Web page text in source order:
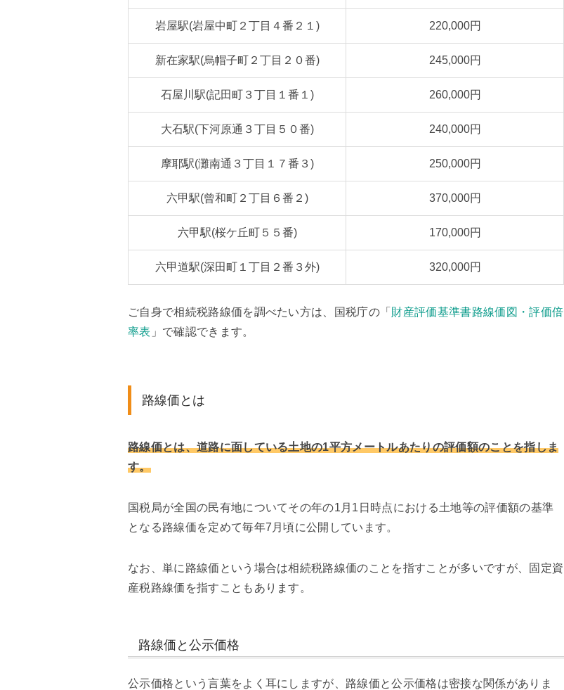
岩屋駅(岩屋中町２丁目４番２１) 220,000円
新在家駅(烏帽子町２丁目２０番) 245,000円
石屋川駅(記田町３丁目１番１) 260,000円
大石駅(下河原通３丁目５０番) 240,000円
摩耶駅(灘南通３丁目１７番３) 250,000円
六甲駅(曾和町２丁目６番２) 370,000円
六甲駅(桜ケ丘町５５番) 170,000円
六甲道駅(深田町１丁目２番３外) 320,000円
ご自身で相続税路線価を調べたい方は、国税庁の「 財産評価基準書路線価図・評価倍
率表 」で確認できます。
路線価とは
路線価とは、道路に面している土地の1平方メートルあたりの評価額のことを指しま
す。
国税局が全国の民有地についてその年の1月1日時点における土地等の評価額の基準
となる路線価を定めて毎年7月頃に公開しています。
なお、単に路線価という場合は相続税路線価のことを指すことが多いですが、固定資
産税路線価を指すこともあります。
路線価と公示価格
公示価格という言葉をよく耳にしますが、路線価と公示価格は密接な関係がありま